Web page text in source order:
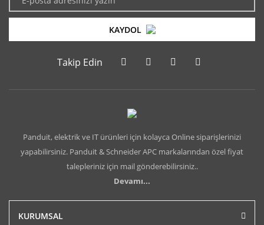
KAYDOL
Takip Edin
Panduit, elektrik ve IT ürünleri için kolayca Online siparişlerinizi
yapabilirsiniz. Panduit & Schneider APC markalarından özel fiyat
talepleriniz için mail gönderebilirsiniz..
Devamı...
KURUMSAL